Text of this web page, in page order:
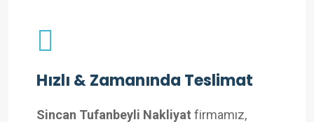
Hızlı & Zamanında Teslimat
Sincan Tufanbeyli Nakliyat firmamız,